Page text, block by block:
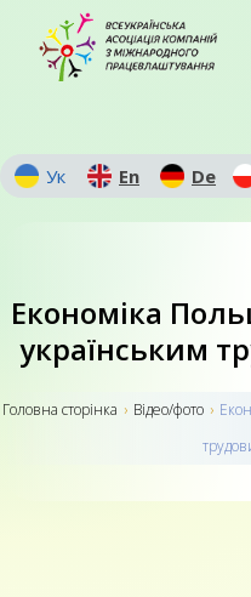
Ук En De
Економіка
українським
Головна сторiнка › Відео/фото ›